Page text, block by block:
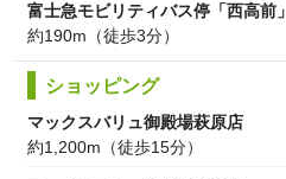
富士急モビリティバス停「西高前」
約190m（徒歩3分）
ショッピング
マックスバリュ御殿場萩原店
約1,200m（徒歩15分）